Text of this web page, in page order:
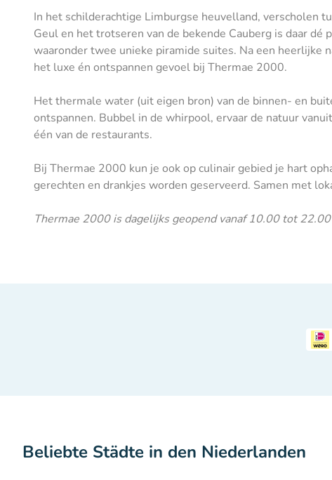
In het schilderachtige Limburgse heuvelland, verscholen
Geul en het trotseren van de bekende Cauberg is daar
waaronder twee unieke piramide suites. Na een heerlijke
het luxe én ontspannen gevoel bij Thermae 2000.
Het thermale water (uit eigen bron) van de binnen- en
ontspannen. Bubbel in de whirpool, ervaar de natuur
één van de restaurants.
Bij Thermae 2000 kun je ook op culinair gebied je hart
gerechten en drankjes worden geserveerd. Samen met
Thermae 2000 is dagelijks geopend vanaf 10.00 tot
Beliebte Städte in den Niederlanden